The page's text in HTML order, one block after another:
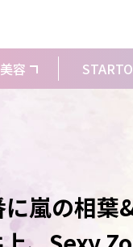
美容 STARTO
嵐の相